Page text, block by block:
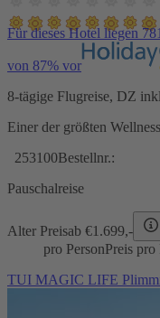
Für dieses Hotel liegen
von 87% vor
8-tägige Flugreise, DZ
Einer der größten
253100Bestellnr.:
Pauschalreise
Alter Preisab €1.699,-
pro PersonPreis pro
TUI MAGIC LIFE